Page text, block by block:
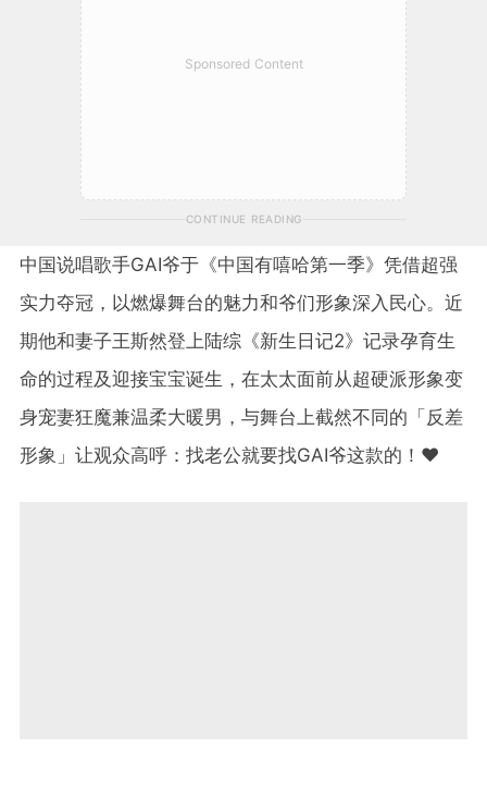
Sponsored Content
CONTINUE READING
中国说唱歌手GAI爷于《中国有嘻哈第一季》凭借超强
实力夺冠，以燃爆舞台的魅力和爷们形象深入民心。近
期他和妻子王斯然登上陆综《新生日记2》记录孕育生
命的过程及迎接宝宝诞生，在太太面前从超硬派形象变
身宠妻狂魔兼温柔大暖男，与舞台上截然不同的「反差
形象」让观众高呼：找老公就要找GAI爷这款的！❤️